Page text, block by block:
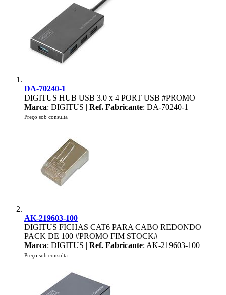
DA-70240-1
DIGITUS HUB USB 3.0 x 4 PORT USB #PROMO
Marca: DIGITUS | Ref. Fabricante: DA-70240-1
Preço sob consulta
AK-219603-100
DIGITUS FICHAS CAT6 PARA CABO REDONDO
PACK DE 100 #PROMO FIM STOCK#
Marca: DIGITUS | Ref. Fabricante: AK-219603-100
Preço sob consulta